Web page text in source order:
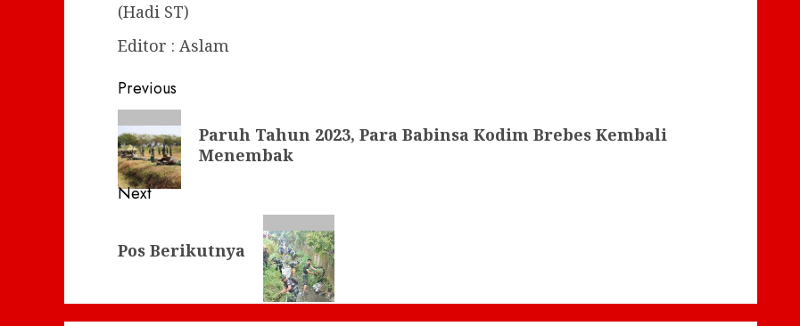
(Hadi ST)
Editor : Aslam
Post
navigation
Previous
Previous
post:
Paruh Tahun 2023, Para Babinsa Kodim Brebes Kembali
Menembak
Next
post:
Pos Berikutnya